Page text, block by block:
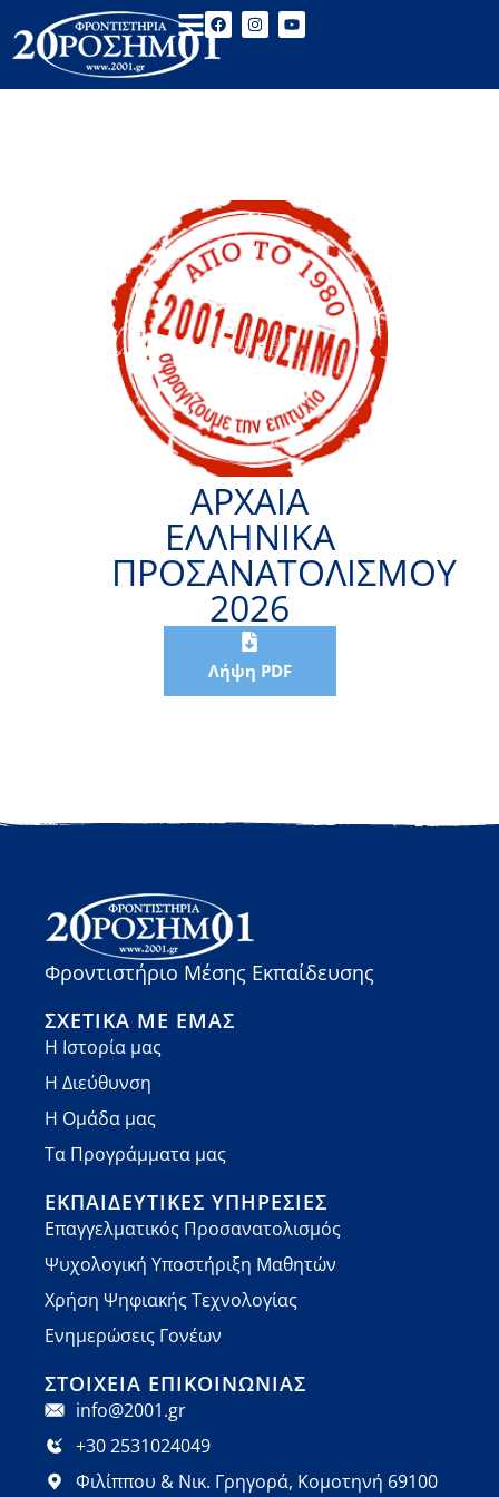
ΑΡΧΑΙΑ
ΕΛΛΗΝΙΚΑ
ΠΡΟΣΑΝΑΤΟΛΙΣΜΟΥ
2026
Λήψη PDF
Φροντιστήριο Μέσης Εκπαίδευσης
ΣΧΕΤΙΚΆ ΜΕ ΕΜΆΣ
Η Ιστορία μας
Η Διεύθυνση
Η Ομάδα μας
Τα Προγράμματα μας
ΕΚΠΑΙΔΕΥΤΙΚΈΣ ΥΠΗΡΕΣΊΕΣ
Επαγγελματικός Προσανατολισμός
Ψυχολογική Υποστήριξη Μαθητών
Χρήση Ψηφιακής Τεχνολογίας
Ενημερώσεις Γονέων
ΣΤΟΙΧΕΊΑ ΕΠΙΚΟΙΝΩΝΊΑΣ
info@2001.gr
+30 2531024049
Φιλίππου & Νικ. Γρηγορά, Κομοτηνή 69100